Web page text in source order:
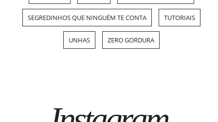
SEGREDINHOS QUE NINGUÉM TE CONTA TUTORIAIS
UNHAS ZERO GORDURA